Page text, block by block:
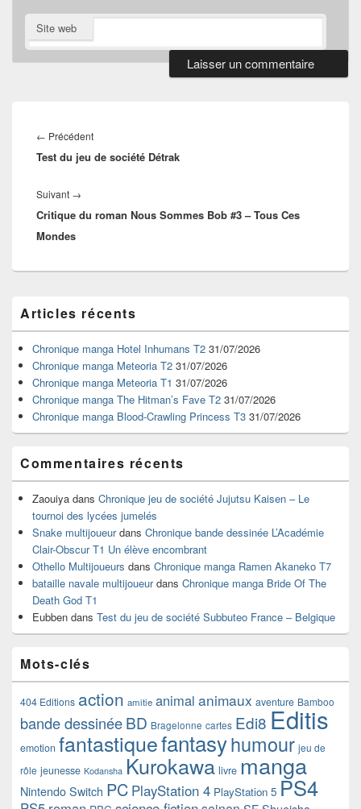
Site web
de
l’article
← PrécédentArticle
précédent :
Test du jeu de société Détrak
Suivant →
suivant :
Critique du roman Nous Sommes Bob #3 – Tous Ces
Mondes
principale
de
widget
pour
barre
latérale
Articles récents
Chronique manga Hotel Inhumans T2 31/07/2026
Chronique manga Meteoria T2 31/07/2026
Chronique manga Meteoria T1 31/07/2026
Chronique manga The Hitman’s Fave T2 31/07/2026
Chronique manga Blood-Crawling Princess T3 31/07/2026
Commentaires récents
Zaouiya dans Chronique jeu de société Jujutsu Kaisen – Le
tournoi des lycées jumelés
Snake multijoueurdans Chronique bande dessinée L’Académie
Clair-Obscur T1 Un élève encombrant
Othello Multijoueurs dans Chronique manga Ramen Akaneko T7
bataille navale multijoueurdans Chronique manga Bride Of The
Death God T1
Eubben dans Test du jeu de société Subbuteo France – Belgique
Mots-clés
404 Editions action amitie animal animaux aventure Bamboo
bande dessinéeBD Bragelonne cartes Edi8 Editis
emotion fantastiquefantasyhumour jeu de
rôle jeunesse Kodansha Kurokawa livre manga
Nintendo Switch PC PlayStation 4 PlayStation 5 PS4